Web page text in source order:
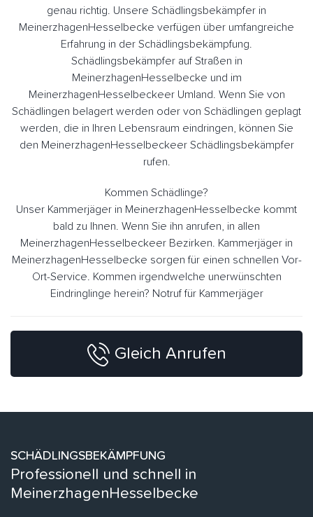
genau richtig. Unsere Schädlingsbekämpfer in
MeinerzhagenHesselbecke verfügen über umfangreiche
Erfahrung in der Schädlingsbekämpfung.
Schädlingsbekämpfer auf Straßen in
MeinerzhagenHesselbecke und im
MeinerzhagenHesselbeckeer Umland. Wenn Sie von
Schädlingen belagert werden oder von Schädlingen geplagt
werden, die in Ihren Lebensraum eindringen, können Sie
den MeinerzhagenHesselbeckeer Schädlingsbekämpfer
rufen.
Kommen Schädlinge?
Unser Kammerjäger in MeinerzhagenHesselbecke kommt
bald zu Ihnen. Wenn Sie ihn anrufen, in allen
MeinerzhagenHesselbeckeer Bezirken. Kammerjäger in
MeinerzhagenHesselbecke sorgen für einen schnellen Vor-
Ort-Service. Kommen irgendwelche unerwünschten
Eindringlinge herein? Notruf für Kammerjäger
Gleich Anrufen
SCHÄDLINGSBEKÄMPFUNG
Professionell und schnell in
MeinerzhagenHesselbecke